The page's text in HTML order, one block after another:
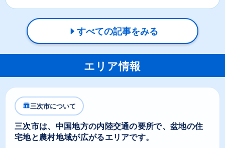
すべての記事をみる
エリア情報
三次市について
三次市は、中国地方の内陸交通の要所で、盆地の住
宅地と農村地域が広がるエリアです。